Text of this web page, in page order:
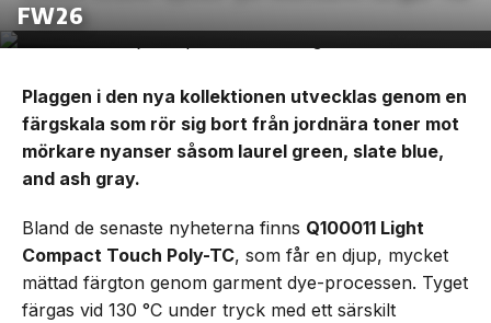
FW26
Plaggen i den nya kollektionen utvecklas genom en
färgskala som rör sig bort från jordnära toner mot
mörkare nyanser såsom laurel green, slate blue,
and ash gray.
Bland de senaste nyheterna finns Q100011 Light
Compact Touch Poly-TC, som får en djup, mycket
mättad färgton genom garment dye-processen. Tyget
färgas vid 130 °C under tryck med ett särskilt